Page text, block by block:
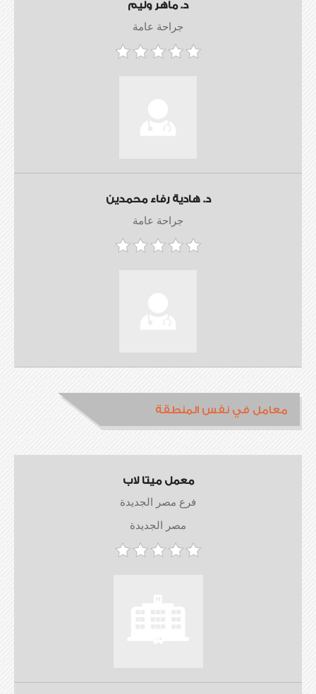
د. ماهر وليم
جراحة عامة
د. هادية رفاء محمدين
جراحة عامة
معامل في نفس المنطقة
معمل ميتا لاب
فرع مصر الجديدة
مصر الجديدة